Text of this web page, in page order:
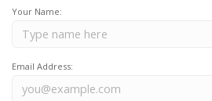
Your Name:
Email Address: